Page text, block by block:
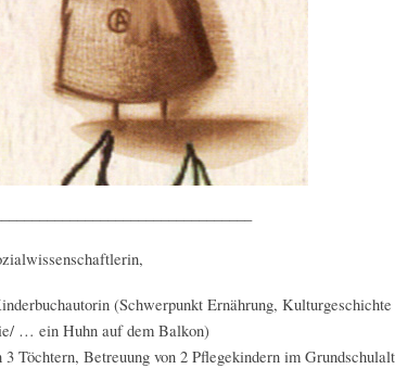
(Schwerpunkt Ernährung,
… ein Huhn auf dem Balkon)
3 Töchtern, Betreuung von 2 Pflegekindern im